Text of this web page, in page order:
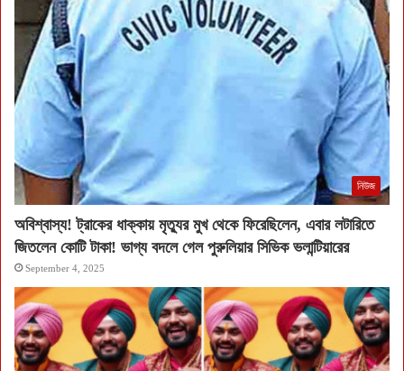
নিউজ
অবিশ্বাস্য! ট্রাকের ধাক্কায় মৃত্যুর মুখ থেকে ফিরেছিলেন, এবার লটারিতে
জিতলেন কোটি টাকা! ভাগ্য বদলে গেল পুরুলিয়ার সিভিক ভলান্টিয়ারের
September 4, 2025